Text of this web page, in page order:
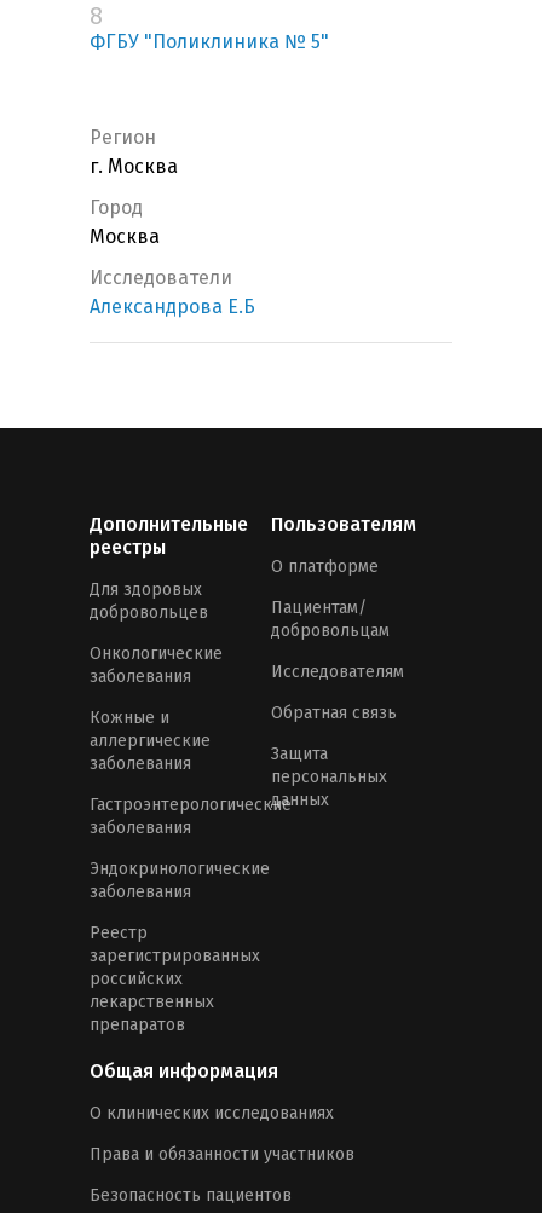
8
ФГБУ "Поликлиника № 5"
Регион
г. Москва
Город
Москва
Исследователи
Александрова Е.Б
Дополнительные
реестры
Для здоровых
добровольцев
Онкологические
заболевания
Кожные и
аллергические
заболевания
Гастроэнтерологические
заболевания
Эндокринологические
заболевания
Реестр
зарегистрированных
российских
лекарственных
препаратов
Пользователям
О платформе
Пациентам/
добровольцам
Исследователям
Обратная связь
Защита
персональных
данных
Общая информация
О клинических исследованиях
Права и обязанности участников
Безопасность пациентов